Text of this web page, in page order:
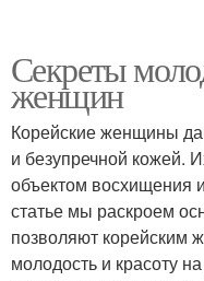
Секреты
женщин
Корейские женщины
и безупречной кожей.
объектом восхищения
статье мы раскроем
позволяют корейским
молодость и красоту